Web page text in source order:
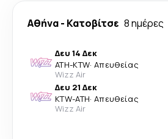
Αθήνα- Κατοβίτσε 8 ημέρες
Δευ 14 Δεκ
ATH-KTW· Απευθείας
Wizz Air
Δευ 21 Δεκ
KTW-ATH· Απευθείας
Wizz Air